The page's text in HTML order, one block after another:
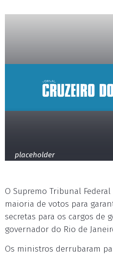
placeholder
O Supremo Tribunal
maioria de votos para
secretas para os cargos de
governador do Rio de
Os ministros derrubaram